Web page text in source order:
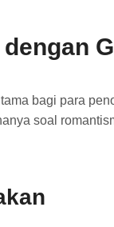
bagi para
soal